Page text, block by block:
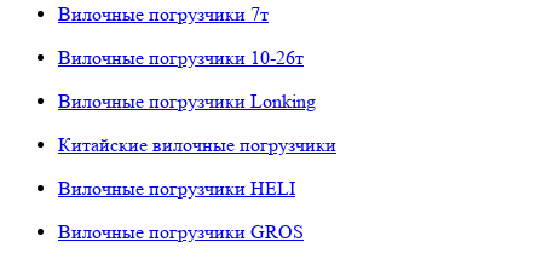
Вилочные погрузчики 7т
Вилочные погрузчики 10-26т
Вилочные погрузчики Lonking
Китайские вилочные погрузчики
Вилочные погрузчики HELI
Вилочные погрузчики GROS